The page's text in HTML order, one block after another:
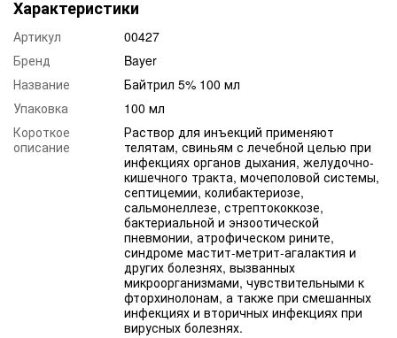
Характеристики
Артикул
00427
Бренд
Bayer
Название
Байтрил 5% 100 мл
Упаковка
100 мл
Короткое
описание
Раствор для инъекций применяют
телятам, свиньям с лечебной целью при
инфекциях органов дыхания, желудочно-
кишечного тракта, мочеполовой системы,
септицемии, колибактериозе,
сальмонеллезе, стрептококкозе,
бактериальной и энзоотической
пневмонии, атрофическом рините,
синдроме мастит-метрит-агалактия и
других болезнях, вызванных
микроорганизмами, чувствительными к
фторхинолонам, а также при смешанных
инфекциях и вторичных инфекциях при
вирусных болезнях.